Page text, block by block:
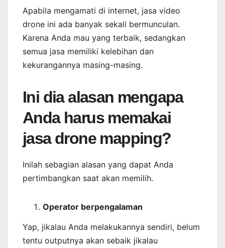
Apabila mengamati di internet, jasa video
drone ini ada banyak sekali bermunculan.
Karena Anda mau yang terbaik, sedangkan
semua jasa memiliki kelebihan dan
kekurangannya masing-masing.
Ini dia alasan mengapa
Anda harus memakai
jasa drone mapping?
Inilah sebagian alasan yang dapat Anda
pertimbangkan saat akan memilih.
Operator berpengalaman
Yap, jikalau Anda melakukannya sendiri, belum
tentu outputnya akan sebaik jikalau